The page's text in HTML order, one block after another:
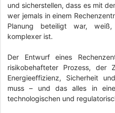
und sicherstellen, dass es mit
wer jemals in einem
Planung beteiligt war,
komplexer ist.
Der Entwurf eines
risikobehafteter Prozess, der
Energieeffizienz, Sicherheit
muss – und das alles in
technologischen und